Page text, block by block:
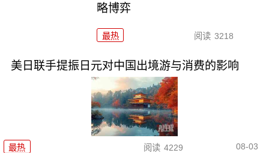
略博弈
最热 阅读 3218
美日联手提振日元对中国出境游与消费的影响
最热 阅读 4229 08-03